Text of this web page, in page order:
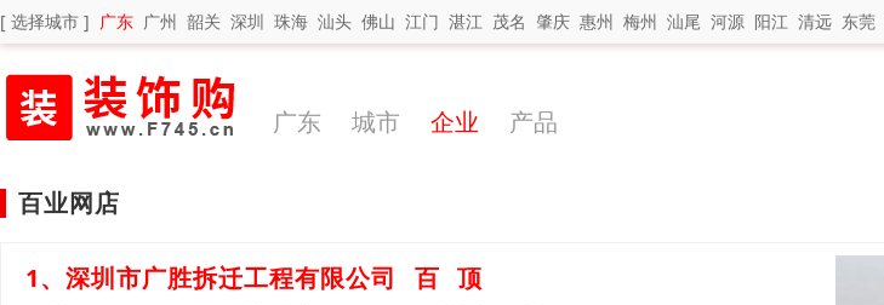
[ 选择城市 ] 广东 广州 韶关 深圳 珠海 汕头 佛山 江门 湛江 茂名 肇庆 惠州 梅州 汕尾 河源 阳江 清远 东莞
广东 城市 企业 产品
百业网店
1、深圳市广胜拆迁工程有限公司 百 顶